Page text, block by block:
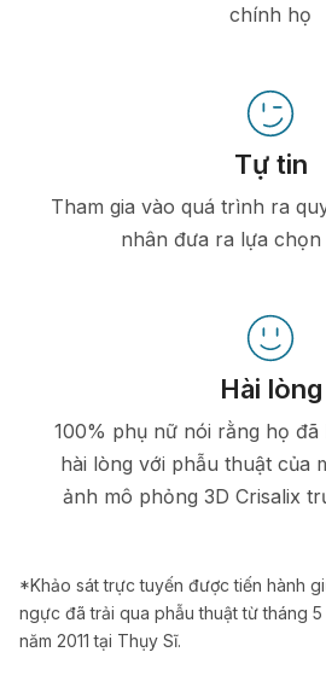
chính họ
Tự tin
Tham gia vào quá trình ra
nhân đưa ra lựa chọn
Hài lòng
100% phụ nữ nói rằng họ
hài lòng với phẫu thuật của
ảnh mô phỏng 3D Crisalix
*Khảo sát trực tuyến được tiến hành
ngực đã trải qua phẫu thuật từ tháng
năm 2011 tại Thụy Sĩ.